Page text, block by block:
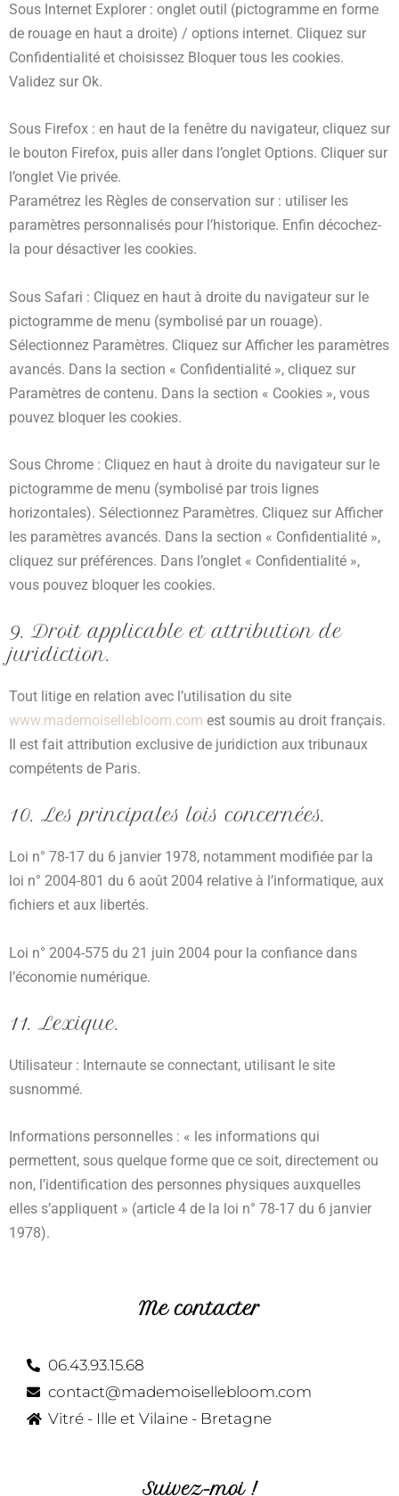
Sous Internet Explorer : onglet outil (pictogramme en forme
de rouage en haut a droite) / options internet. Cliquez sur
Confidentialité et choisissez Bloquer tous les cookies.
Validez sur Ok.
Sous Firefox : en haut de la fenêtre du navigateur, cliquez sur
le bouton Firefox, puis aller dans l’onglet Options. Cliquer sur
l’onglet Vie privée.
Paramétrez les Règles de conservation sur : utiliser les
paramètres personnalisés pour l’historique. Enfin décochez-
la pour désactiver les cookies.
Sous Safari : Cliquez en haut à droite du navigateur sur le
pictogramme de menu (symbolisé par un rouage).
Sélectionnez Paramètres. Cliquez sur Afficher les paramètres
avancés. Dans la section « Confidentialité », cliquez sur
Paramètres de contenu. Dans la section « Cookies », vous
pouvez bloquer les cookies.
Sous Chrome : Cliquez en haut à droite du navigateur sur le
pictogramme de menu (symbolisé par trois lignes
horizontales). Sélectionnez Paramètres. Cliquez sur Afficher
les paramètres avancés. Dans la section « Confidentialité »,
cliquez sur préférences. Dans l’onglet « Confidentialité »,
vous pouvez bloquer les cookies.
9. Droit applicable et attribution de
juridiction.
Tout litige en relation avec l’utilisation du site
www.mademoisellebloom.com est soumis au droit français.
Il est fait attribution exclusive de juridiction aux tribunaux
compétents de Paris.
10. Les principales lois concernées.
Loi n° 78-17 du 6 janvier 1978, notamment modifiée par la
loi n° 2004-801 du 6 août 2004 relative à l’informatique, aux
fichiers et aux libertés.
Loi n° 2004-575 du 21 juin 2004 pour la confiance dans
l’économie numérique.
11. Lexique.
Utilisateur : Internaute se connectant, utilisant le site
susnommé.
Informations personnelles : « les informations qui
permettent, sous quelque forme que ce soit, directement ou
non, l’identification des personnes physiques auxquelles
elles s’appliquent » (article 4 de la loi n° 78-17 du 6 janvier
1978).
Me contacter
06.43.93.15.68
contact@mademoisellebloom.com
Vitré - Ille et Vilaine - Bretagne
Suivez-moi !